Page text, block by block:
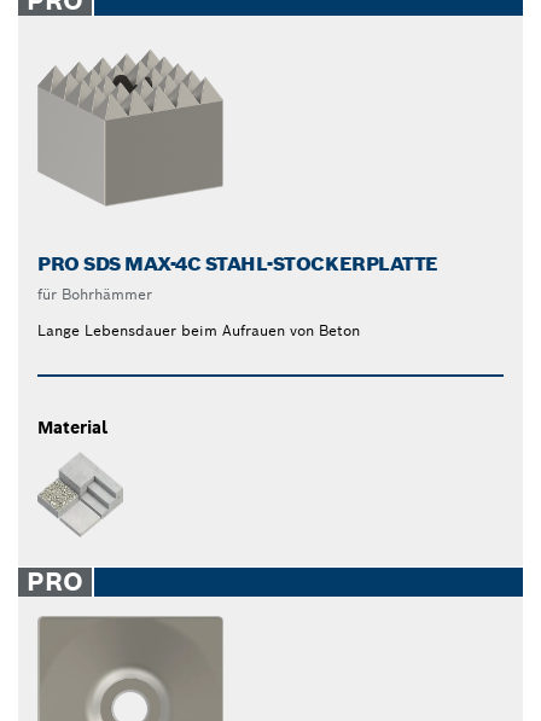
PRO SDS MAX-4C STAHL-STOCKERPLATTE
für Bohrhämmer
Lange Lebensdauer beim Aufrauen von Beton
Material
PRO